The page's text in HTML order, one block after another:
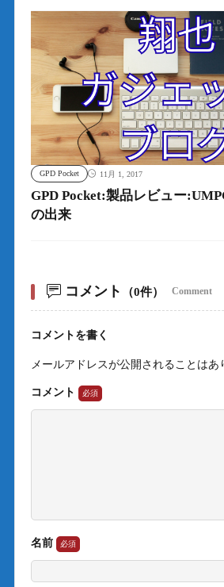
GPD Pocket 11月 1, 2017
GPD Pocket:製品レビュー
の出来
コメント （0件） Comment
コメントを書く
メールアドレスが公開されることはあ
コメント
名前